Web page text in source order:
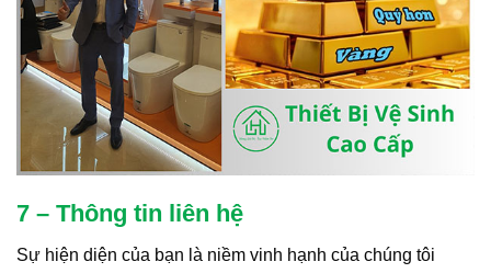
7 – Thông tin liên hệ
Sự hiện diện của bạn là niềm vinh hạnh của chúng tôi